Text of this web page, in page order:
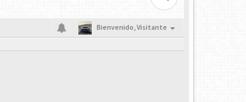
Bienvenido,Visitante